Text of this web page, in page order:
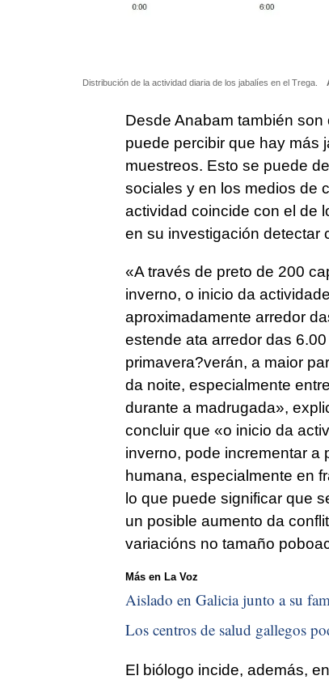
Distribución de la actividad diaria de los jabalíes en el Trega.
Desde Anabam también
puede percibir que hay más
muestreos. Esto se puede
sociales y en los medios de
actividad coincide con el de
en su investigación detectar
«A través de preto de 200
inverno, o inicio da
aproximadamente arredor
estende ata arredor das
primavera?verán, a maior
da noite, especialmente
durante a madrugada»,
concluir que «o inicio da
inverno, pode incrementar a
humana, especialmente en
lo que puede significar que
un posible aumento da
variacións no tamaño
Más en La Voz
Aislado en Galicia junto a su
Los centros de salud gallegos
El biólogo incide, además,